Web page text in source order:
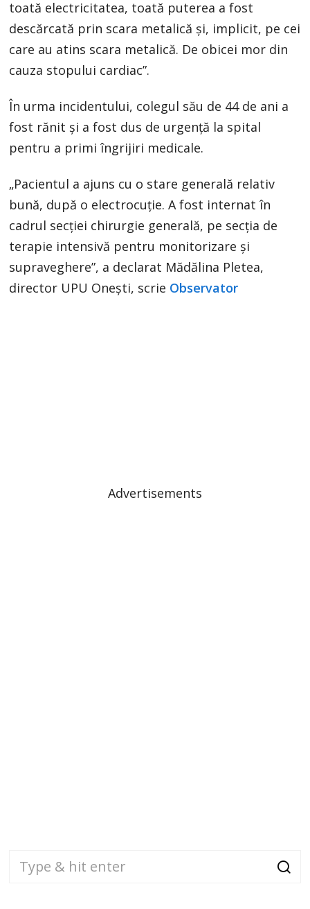
toată electricitatea, toată puterea a fost
descărcată prin scara metalică și, implicit, pe cei
care au atins scara metalică. De obicei mor din
cauza stopului cardiac”.
În urma incidentului, colegul său de 44 de ani a
fost rănit şi a fost dus de urgenţă la spital
pentru a primi îngrijiri medicale.
„Pacientul a ajuns cu o stare generală relativ
bună, după o electrocuţie. A fost internat în
cadrul secţiei chirurgie generală, pe secţia de
terapie intensivă pentru monitorizare şi
supraveghere”, a declarat Mădălina Pletea,
director UPU Oneşti, scrie Observator
Advertisements